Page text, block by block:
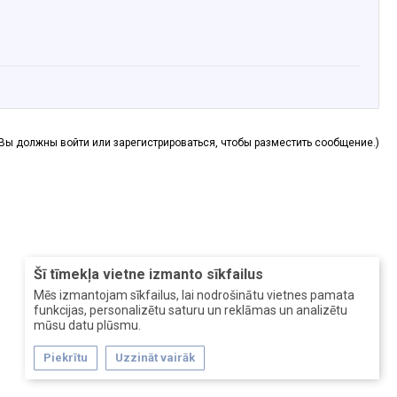
Šī tīmekļa vietne izmanto sīkfailus
Mēs izmantojam sīkfailus, lai nodrošinātu vietnes pamata
funkcijas, personalizētu saturu un reklāmas un analizētu
mūsu datu plūsmu.
Piekrītu Uzzināt vairāk
должны войти или зарегистрироваться, чтобы разместить сообщение.)